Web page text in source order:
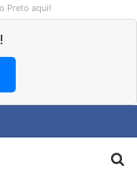
Preto aqui!